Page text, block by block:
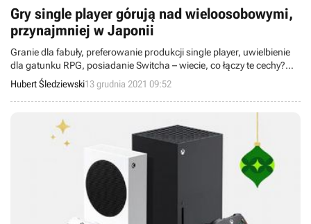
Gry single player górują nad wieloosobowymi,
przynajmniej w Japonii
Granie dla fabuły, preferowanie produkcji single player, uwielbienie
dla gatunku RPG, posiadanie Switcha – wiecie, co łączy te cechy?
Można nimi opisać przeciętnego japońskiego gracza.
Hubert Śledziewski13 grudnia 2021 09:52